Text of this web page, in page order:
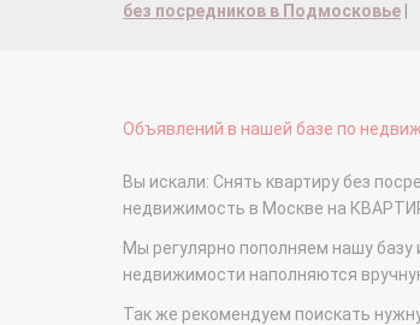
без посредников в Подмосковье
Объявлений в нашей базе по
Вы искали: Снять квартиру без
недвижимость в Москве на
Мы регулярно пополняем нашу
недвижимости наполняются
Так же рекомендуем поискать